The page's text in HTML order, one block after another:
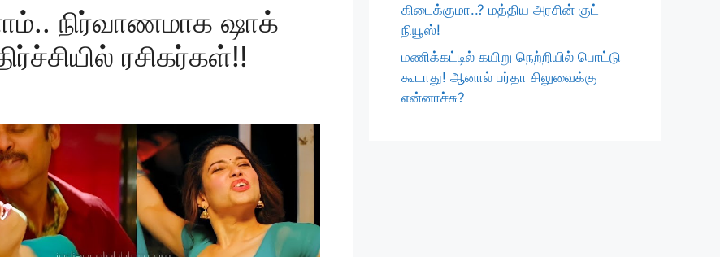
நிர்வாணமாக ஷாக்
ரசிகர்கள்!!
கிடைக்குமா..? மத்திய அரசின் குட்
நியூஸ்!
மணிக்கட்டில் கயிறு நெற்றியில் பொட்டு
கூடாது! ஆனால் பர்தா சிலுவைக்கு
என்னாச்சு?